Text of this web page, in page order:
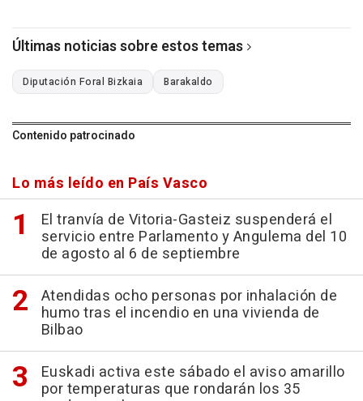
Últimas noticias sobre estos temas
Diputación Foral Bizkaia Barakaldo
Contenido patrocinado
Lo más leído en País Vasco
El tranvía de Vitoria-Gasteiz suspenderá el
servicio entre Parlamento y Angulema del 10
de agosto al 6 de septiembre
Atendidas ocho personas por inhalación de
humo tras el incendio en una vivienda de
Bilbao
Euskadi activa este sábado el aviso amarillo
por temperaturas que rondarán los 35